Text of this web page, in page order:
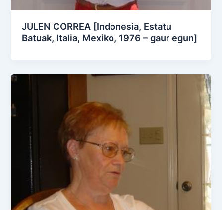
JULEN CORREA [Indonesia, Estatu
Batuak, Italia, Mexiko, 1976 – gaur egun]